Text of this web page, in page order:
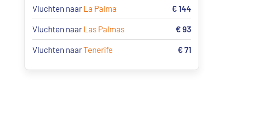
Vluchten naar La Palma € 144
Vluchten naar Las Palmas € 93
Vluchten naarTenerife € 71